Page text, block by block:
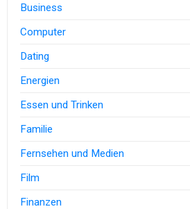
Business
Computer
Dating
Energien
Essen und Trinken
Familie
Fernsehen und Medien
Film
Finanzen